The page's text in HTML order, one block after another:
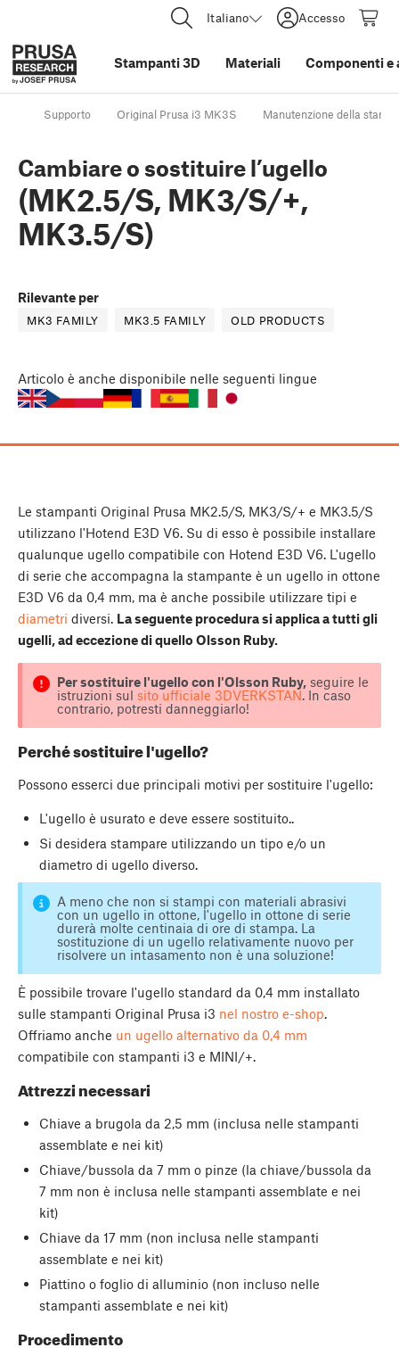
Italiano Accesso
Stampanti 3D Materiali Componenti e
Supporto Original Prusa i3 MK3S Manutenzione della
Cambiare o sostituire l’ugello
(MK2.5/S, MK3/S/+,
MK3.5/S)
Rilevante per
MK3 FAMILY MK3.5 FAMILY OLD PRODUCTS
Articolo è anche disponibile nelle seguenti lingue
Le stampanti Original Prusa MK2.5/S, MK3/S/+ e MK3.5/S
utilizzano l'Hotend E3D V6. Su di esso è possibile installare
qualunque ugello compatibile con Hotend E3D V6. L'ugello
di serie che accompagna la stampante è un ugello in ottone
E3D V6 da 0,4 mm, ma è anche possibile utilizzare tipi e
diametri diversi. La seguente procedura si applica a tutti gli
ugelli, ad eccezione di quello Olsson Ruby.
Per sostituire l'ugello con l'Olsson Ruby,seguire le
istruzioni sul sito ufficiale 3DVERKSTAN. In caso
contrario, potresti danneggiarlo!
Perché sostituire l'ugello?
Possono esserci due principali motivi per sostituire l'ugello:
L'ugello è usurato e deve essere sostituito..
Si desidera stampare utilizzando un tipo e/o un
diametro di ugello diverso.
A meno che non si stampi con materiali abrasivi
con un ugello in ottone, l'ugello in ottone di serie
durerà molte centinaia di ore di stampa. La
sostituzione di un ugello relativamente nuovo per
risolvere un intasamento non è una soluzione!
È possibile trovare l'ugello standard da 0,4 mm installato
sulle stampanti Original Prusa i3 nel nostro e-shop.
Offriamo anche un ugello alternativo da 0,4 mm
compatibile con stampanti i3 e MINI/+.
Attrezzi necessari
Chiave a brugola da 2,5 mm (inclusa nelle stampanti
assemblate e nei kit)
Chiave/bussola da 7 mm o pinze (la chiave/bussola da
7 mm non è inclusa nelle stampanti assemblate e nei
kit)
Chiave da 17 mm (non inclusa nelle stampanti
assemblate e nei kit)
Piattino o foglio di alluminio (non incluso nelle
stampanti assemblate e nei kit)
Procedimento